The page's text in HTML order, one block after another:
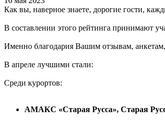
Как вы, наверное знаете, дорогие гости,
В составлении этого рейтинга принимают
Именно благодария Вашим отзывам,
В апреле лучшими стали:
Среди курортов:
АМАКС «Старая Русса», Старая